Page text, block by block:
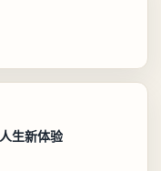
生新体验